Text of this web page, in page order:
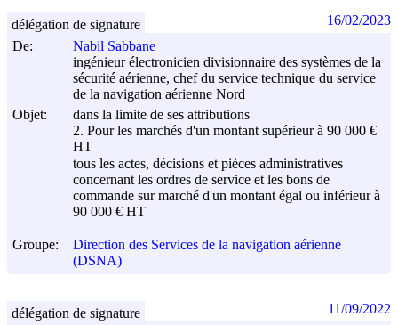
De:
Nabil Sabbane
ingénieur électronicien divisionnaire des systèmes de la
sécurité aérienne, chef du service technique du service
de la navigation aérienne Nord
Objet:
dans la limite de ses attributions
2. Pour les marchés d'un montant supérieur à 90 000 €
HT
tous les actes, décisions et pièces administratives
concernant les ordres de service et les bons de
commande sur marché d'un montant égal ou inférieur à
90 000 € HT
Groupe:
Direction des Services de la navigation aérienne
(DSNA)
délégation de signature 16/02/2023
délégation de signature 11/09/2022